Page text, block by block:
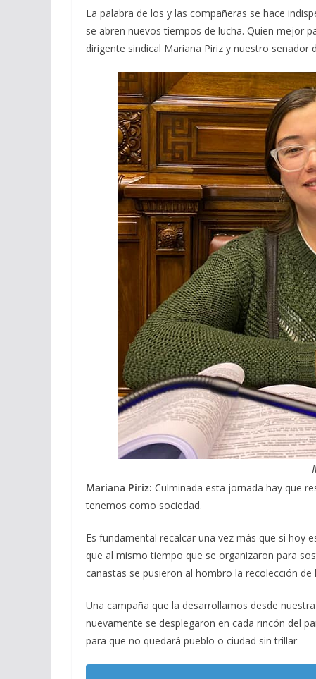
e
b
o
o
k
e
gr
a
m
at
s
A
p
p
ai
l
m
p
ar
ti
r
La palabra de los y las compañeras se hace
se abren nuevos tiempos de lucha. Quien mejor
dirigente sindical Mariana Piriz y nuestro senador
Mariana Piriz: Culminada esta jornada hay que
tenemos como sociedad.
Es fundamental recalcar una vez más que si hoy
que al mismo tiempo que se organizaron para
canastas se pusieron al hombro la recolección de
Una campaña que la desarrollamos desde
nuevamente se desplegaron en cada rincón del
para que no quedará pueblo o ciudad sin trillar